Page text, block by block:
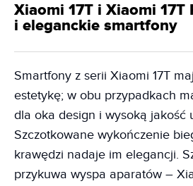
Xiaomi 17T i Xiaomi 17T
i eleganckie smartfony
Smartfony z serii Xiaomi 17T
estetykę; w obu przypadkach
dla oka design i wysoką jakość
Szczotkowane wykończenie
krawędzi nadaje im elegancji.
przykuwa wyspa aparatów –